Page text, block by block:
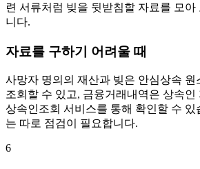
련 서류처럼 빚을 뒷받침할 자료를 모
니다.
자료를 구하기 어려울 때
사망자 명의의 재산과 빚은 안심상속 원
조회할 수 있고, 금융거래내역은 상속인
상속인조회 서비스를 통해 확인할 수 있
는 따로 점검이 필요합니다.
6